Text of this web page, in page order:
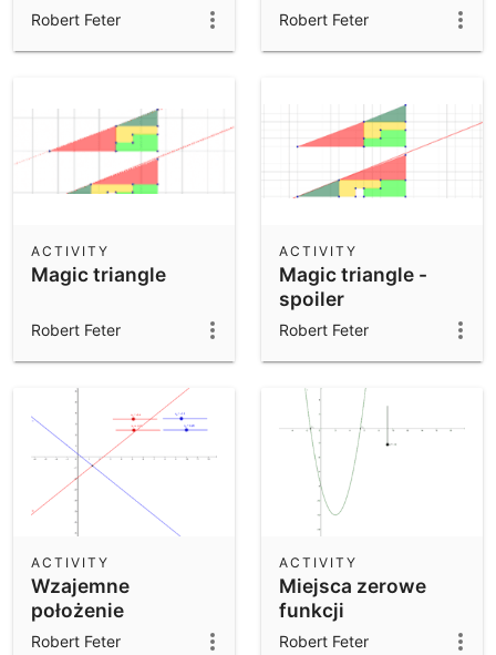
Robert Feter Robert Feter
Magic triangle
ACTIVITY
Robert Feter
Magic triangle -
spoiler
ACTIVITY
Robert Feter
Wzajemne
położenie
proastych
ACTIVITY
Robert Feter
Miejsca zerowe
funkcji
kwadratowej
ACTIVITY
Robert Feter